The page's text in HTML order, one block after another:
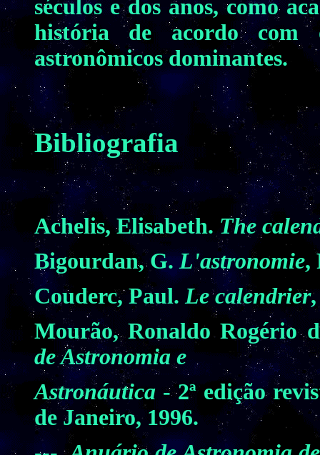
séculos e dos anos, como
história de acordo com
astronômicos dominantes.
Bibliografia
Achelis, Elisabeth. The
Bigourdan, G.L'astronomie,
Couderc, Paul.Le calendrier
Mourão, Ronaldo Rogério
de Astronomia e
Astronáutica - 2ª edição
de Janeiro, 1996.